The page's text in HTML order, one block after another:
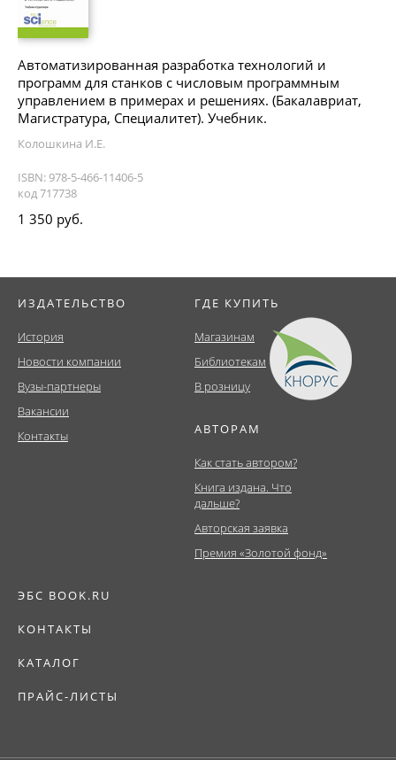
Автоматизированная разработка технологий и
программ для станков с числовым программным
управлением в примерах и решениях. (Бакалавриат,
Магистратура, Специалитет). Учебник.
Колошкина И.Е.
ISBN: 978-5-466-11406-5
код 717738
1 350 руб.
ИЗДАТЕЛЬСТВО
История
Новости компании
Вузы-партнеры
Вакансии
Контакты
ГДЕ КУПИТЬ
Магазинам
Библиотекам
В розницу
АВТОРАМ
Как стать автором?
Книга издана. Что
дальше?
Авторская заявка
Премия «Золотой фонд»
ЭБС BOOK.RU
КОНТАКТЫ
КАТАЛОГ
ПРАЙС-ЛИСТЫ